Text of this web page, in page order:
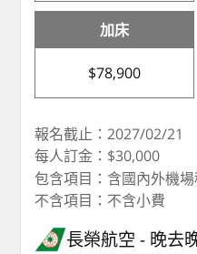
加床
$78,900
報名截止：2027/02/21
每人訂金：$30,000
包含項目：含國內外機
不含項目：不含小費
長榮航空
晚去